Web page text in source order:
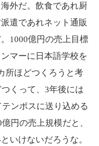
外だ。飲食であれ厨
遣であれネット通販
1000億円の売上目標
マーに日本語学校を
所ほどつくろうと考
くって、3年後には
ンポスに送り込める
円の売上規模だと、
いけないだろうな。